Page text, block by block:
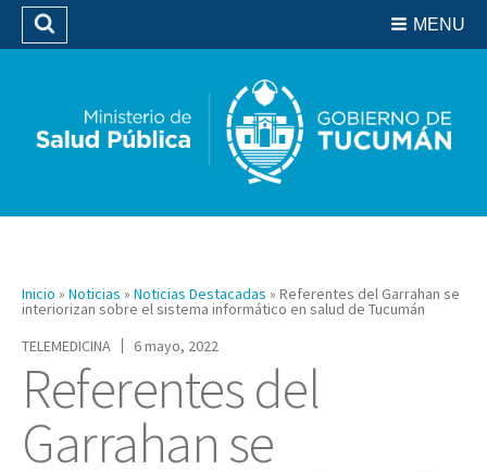
Biblioteca
MENU
Buscar
Inicio » Noticias » Noticias Destacadas » Referentes del Garrahan se
interiorizan sobre el sistema informático en salud de Tucumán
TELEMEDICINA
6 mayo, 2022
Referentes del
Garrahan se